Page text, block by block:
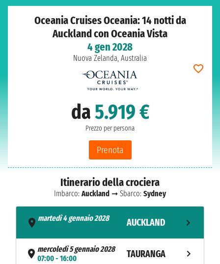
Oceania Cruises Oceania: 14 notti da
Auckland con Oceania Vista
4 gen 2028
Nuova Zelanda, Australia
da5.919 €
Prezzo per persona
Prenota
Itinerario della crociera
Imbarco: Auckland ➞ Sbarco: Sydney
martedì 4 gennaio 2028
AUCKLAND
mercoledì 5 gennaio 2028
07:00 - 16:00
TAURANGA